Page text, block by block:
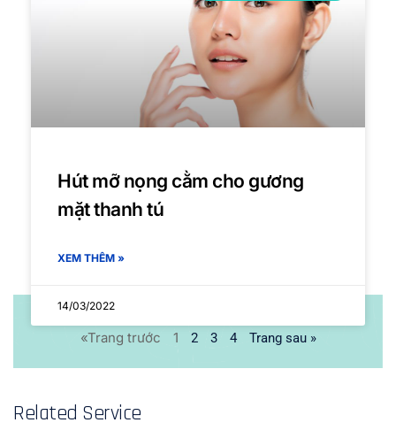
Hút mỡ nọng cằm cho gương
mặt thanh tú
XEM THÊM »
14/03/2022
«Trang trước 1 2 3 4 Trang sau »
Related Service